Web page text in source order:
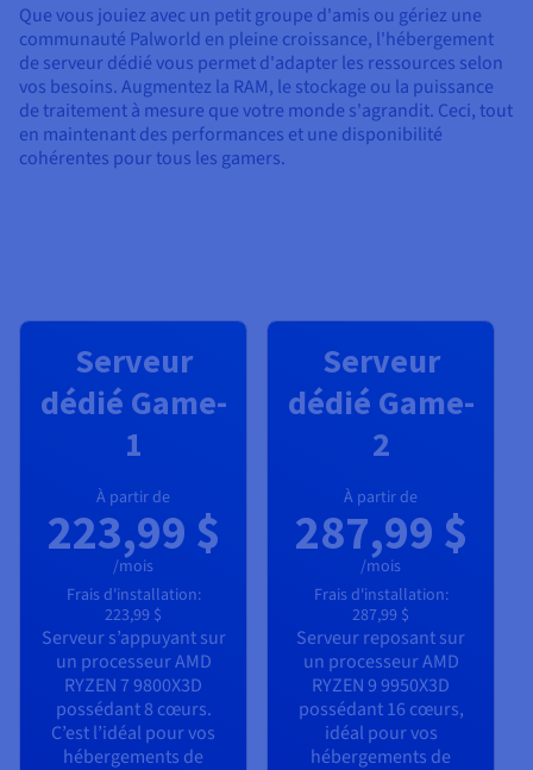
Que vous jouiez avec un petit groupe d'amis ou gériez une
communauté Palworld en pleine croissance, l'hébergement
de serveur dédié vous permet d'adapter les ressources selon
vos besoins. Augmentez la RAM, le stockage ou la puissance
de traitement à mesure que votre monde s'agrandit. Ceci, tout
en maintenant des performances et une disponibilité
cohérentes pour tous les gamers.
Serveur
dédié Game-
1
À partir de
223,99 $
/mois
Frais d'installation:
223,99 $
Serveur s’appuyant sur
un processeurAMD
RYZEN 7 9800X3D
possédant8 cœurs.
C’est l’idéal pour vos
hébergements de
Serveur
dédié Game-
2
À partir de
287,99 $
/mois
Frais d'installation:
287,99 $
Serveur reposant sur
un processeurAMD
RYZEN 9 9950X3D
possédant16 cœurs,
idéal pour vos
hébergements de